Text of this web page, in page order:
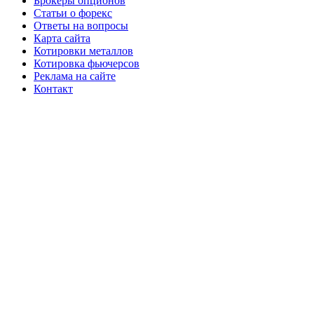
Статьи о форекс
Ответы на вопросы
Карта сайта
Котировки металлов
Котировка фьючерсов
Реклама на сайте
Контакт